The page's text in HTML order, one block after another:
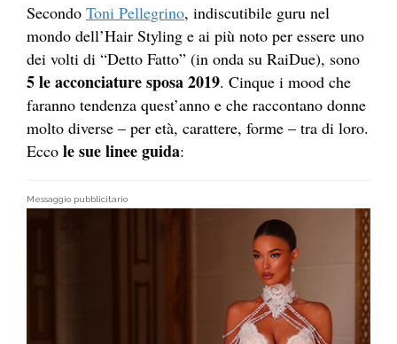
Secondo Toni Pellegrino, indiscutibile guru nel
mondo dell’Hair Styling e ai più noto per essere uno
dei volti di “Detto Fatto” (in onda su RaiDue), sono
5 le acconciature sposa 2019. Cinque i mood che
faranno tendenza quest’anno e che raccontano donne
molto diverse – per età, carattere, forme – tra di loro.
Ecco le sue linee guida:
Messaggio pubblicitario